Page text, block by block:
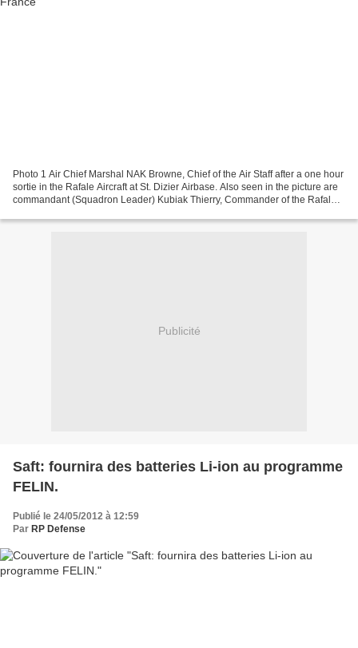
Photo 1 Air Chief Marshal NAK Browne, Chief of the Air Staff after a one hour
sortie in the Rafale Aircraft at St. Dizier Airbase. Also seen in the picture are
commandant (Squadron Leader) Kubiak Thierry, Commander of the Rafale
Publicité
Saft: fournira des batteries Li-ion au programme
FELIN.
Publié le 24/05/2012 à 12:59
Par RP Defense